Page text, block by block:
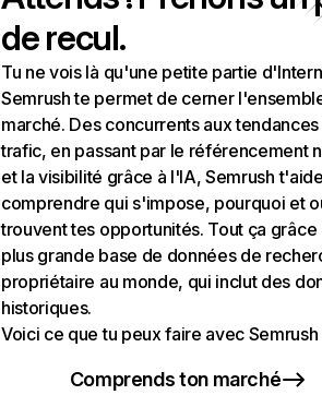
de recul.
Tu ne vois là qu'une petite partie
Semrush te permet de cerner
marché. Des concurrents aux
trafic, en passant par le référencement
et la visibilité grâce à l'IA, Semrush
comprendre qui s'impose, pourquoi et
trouvent tes opportunités. Tout ça grâce
plus grande base de données de
propriétaire au monde, qui inclut des
historiques.
Voici ce que tu peux faire avec Semrush
Comprends ton marché